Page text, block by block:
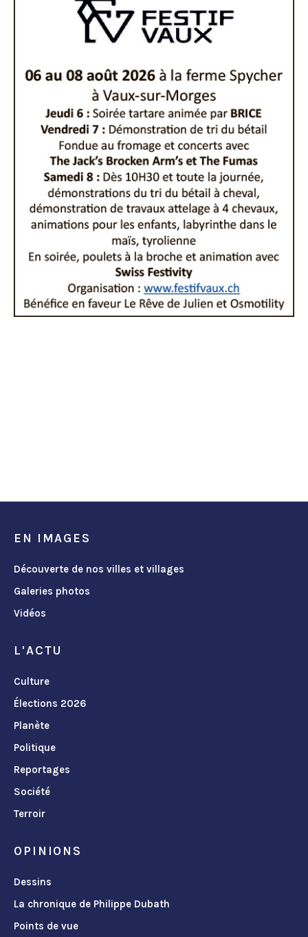
EN IMAGES
Découverte de nos villes et villages
Galeries photos
Vidéos
L'ACTU
Culture
Élections 2026
Planète
Politique
Reportages
Société
Terroir
OPINIONS
Dessins
La chronique de Philippe Dubath
Points de vue